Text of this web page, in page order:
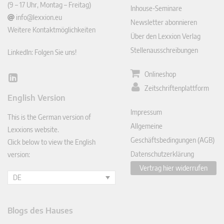
(9 – 17 Uhr, Montag – Freitag)
info@lexxion.eu
Weitere Kontaktmöglichkeiten
LinkedIn: Folgen Sie uns!
Lin
In
English Version
This is the German version of
Lexxions website.
Click below to view the English
version:
DE
Inhouse-Seminare
Newsletter abonnieren
Über den Lexxion Verlag
Stellenausschreibungen
Onlineshop
Zeitschriftenplattform
Impressum
Allgemeine
Geschäftsbedingungen (AGB)
Datenschutzerklärung
Vertrag hier widerrufen
Blogs des Hauses